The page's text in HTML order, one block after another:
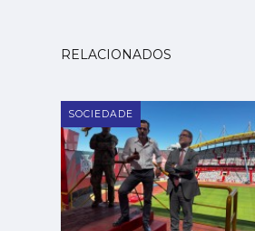
RELACIONADOS
SOCIEDADE